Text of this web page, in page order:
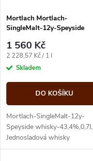
p
r
o
d
u
k
s
p
r
o
d
u
Mortlach Mortlach-
SingleMalt-12y-Speyside
1 560 Kč
Měrná
cena:
2 228,57 Kč / 1 l
Skladem
DO KOŠÍKU
Mortlach-SingleMalt-12y-
Speyside whisky-43,4%,0,7l,
Jednosladová whisky